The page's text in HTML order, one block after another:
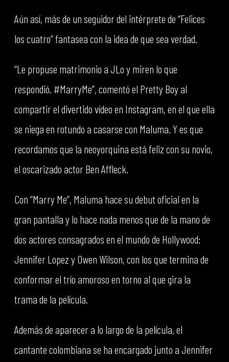
Aún así, más de un seguidor del intérprete de “Felices
los cuatro” fantasea con la idea de que sea verdad.
“Le propuse matrimonio a JLo y miren lo que
respondió. #MarryMe”, comentó el Pretty Boy al
compartir el divertido vídeo en Instagram, en el que ella
se niega en rotundo a casarse con Maluma. Y es que
recordamos que la neoyorquina está feliz con su novio,
el oscarizado actor Ben Affleck.
Con “Marry Me”, Maluma hace su debut oficial en la
gran pantalla y lo hace nada menos que de la mano de
dos actores consagrados en el mundo de Hollywood:
Jennifer Lopez y Owen Wilson, con los que termina de
conformar el trío amoroso en torno al que gira la
trama de la película.
Además de aparecer a lo largo de la película, el
cantante colombiana se ha encargado junto a Jennifer